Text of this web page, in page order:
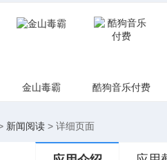
金山毒霸 酷狗音乐付费
新闻阅读 > 详细页面